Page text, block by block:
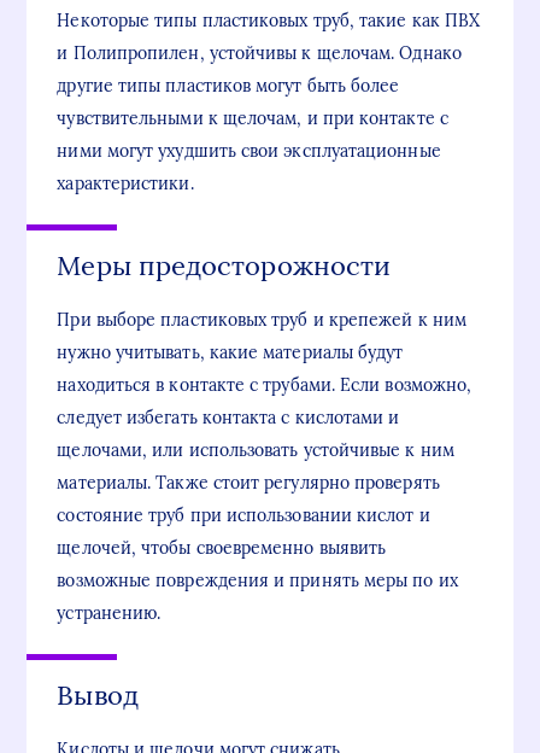
Некоторые типы пластиковых труб, такие как ПВХ
и Полипропилен, устойчивы к щелочам. Однако
другие типы пластиков могут быть более
чувствительными к щелочам, и при контакте с
ними могут ухудшить свои эксплуатационные
характеристики.
Меры предосторожности
При выборе пластиковых труб и крепежей к ним
нужно учитывать, какие материалы будут
находиться в контакте с трубами. Если возможно,
следует избегать контакта с кислотами и
щелочами, или использовать устойчивые к ним
материалы. Также стоит регулярно проверять
состояние труб при использовании кислот и
щелочей, чтобы своевременно выявить
возможные повреждения и принять меры по их
устранению.
Вывод